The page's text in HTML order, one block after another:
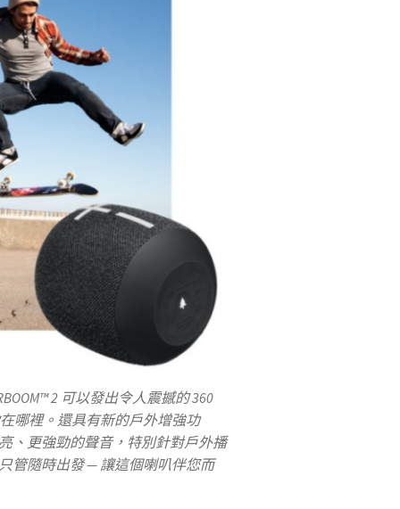
2 可以發出令人震撼的 360
哪裡。還具有新的戶外增強功
、更強勁的聲音，特別針對戶外播
管隨時出發 — 讓這個喇叭伴您而